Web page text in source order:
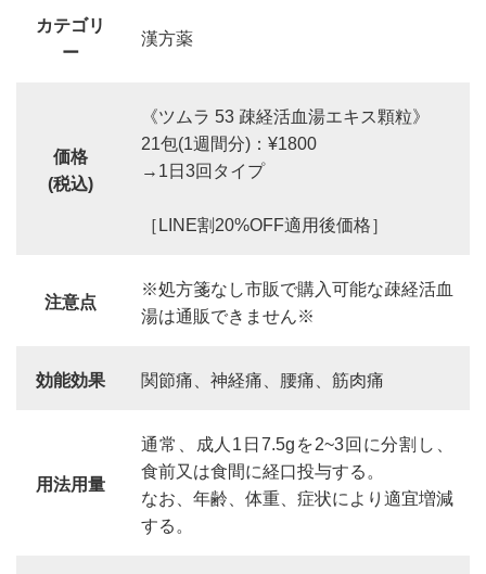
カテゴリ
ー
漢方薬
価格
(税込)
《ツムラ 53 疎経活血湯エキス顆粒》
21包(1週間分)：¥1800
→1日3回タイプ
［LINE割20%OFF適用後価格］
注意点
※処方箋なし市販で購入可能な疎経活血
湯は通販できません※
効能効果 関節痛、神経痛、腰痛、筋肉痛
用法用量
通常、成人1日7.5gを2~3回に分割し、
食前又は食間に経口投与する。
なお、年齢、体重、症状により適宜増減
する。